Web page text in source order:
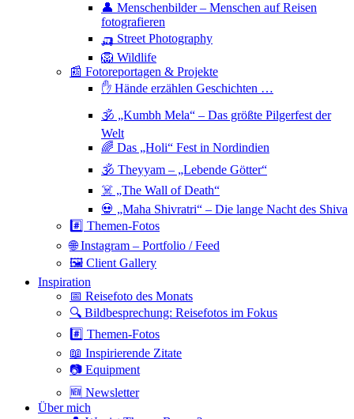
👤 Menschenbilder – Menschen auf Reisen
fotografieren
🛺 Street Photography
🦁 Wildlife
📰 Fotoreportagen & Projekte
✋ Hände erzählen Geschichten …
🕉 „Kumbh Mela“ – Das größte Pilgerfest der
Welt
🌈 Das „Holi“ Fest in Nordindien
🕉 Theyyam – „Lebende Götter“
☠️ „The Wall of Death“
💀 „Maha Shivratri“ – Die lange Nacht des Shiva
#️⃣ Themen-Fotos
🌐 Instagram – Portfolio / Feed
🖼 Client Gallery
Inspiration
📅 Reisefoto des Monats
🔍 Bildbesprechung: Reisefotos im Fokus
#️⃣ Themen-Fotos
📖 Inspirierende Zitate
📷 Equipment
🆕 Newsletter
Über mich